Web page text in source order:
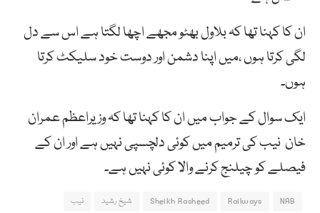
ان کا کہنا تھا کہ بلاول بھٹو مجھے اچھا لگتا ہے اس سے دل
لگی کرتا ہوں ،میں اپنا دشمن اور دوست خود سلیکٹ کرتا
ہوں۔
ایک سوال کے جواب میں ان کا کہنا تھا کہ وزیراعظم عمران
خان نیب کی ترمیم میں کوئی دلچسپی نہیں ہے اور ان کے
فیصلے کو چیلنج کرنے والا کوئی نہیں ہے۔
NAB
Railways
Sheikh Rasheed شیخ رشید
نیب